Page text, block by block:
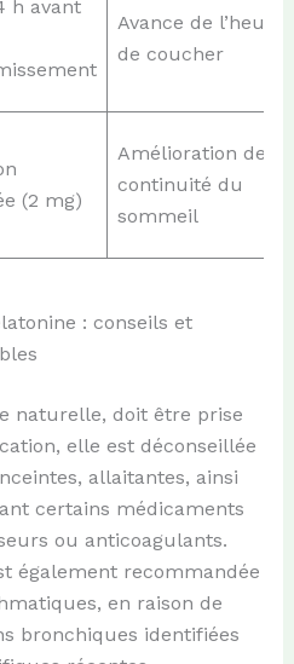
h avant
Avance de l’heure
de coucher
(2 mg)
Amélioration de la
continuité du
sommeil
: conseils et
naturelle, doit être prise
elle est déconseillée
allaitantes, ainsi
certains médicaments
ou anticoagulants.
également recommandée
en raison de
bronchiques identifiées